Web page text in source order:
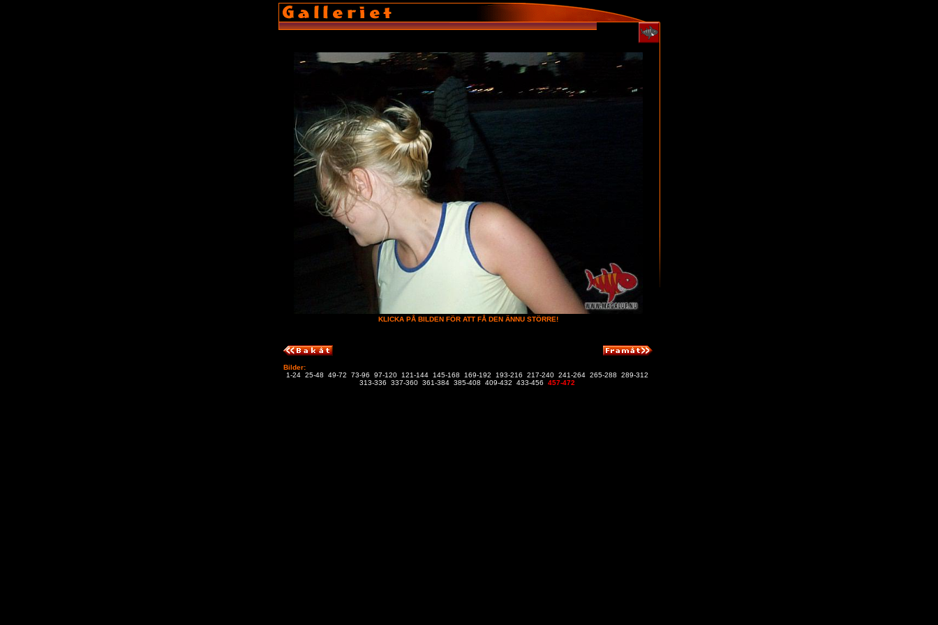
KLICKA PÅ BILDEN FÖR ATT FÅ DEN ÄNNU STÖRRE!
Bilder:
1-24 25-48 49-72 73-96 97-120 121-144 145-168 169-192 193-216 217-240 241-264 265-288
289-312
313-336
337-360 361-384 385-408 409-432 433-456 457-472